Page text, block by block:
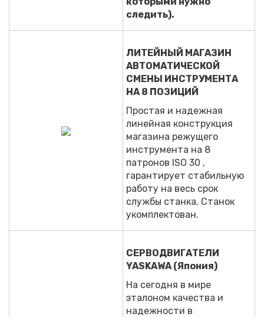
следить).
ЛИТЕЙНЫЙ МАГАЗИН
АВТОМАТИЧЕСКОЙ
СМЕНЫ ИНСТРУМЕНТА
НА 8 ПОЗИЦИЙ
Простая и надежная
линейная конструкция
магазина режущего
инструмента на 8
патронов ISO 30 ,
гарантирует стабильную
работу на весь срок
службы станка. Станок
укомплектован.
СЕРВОДВИГАТЕЛИ
YASKAWA (Япония)
На сегодня в мире
эталоном качества и
надежности в